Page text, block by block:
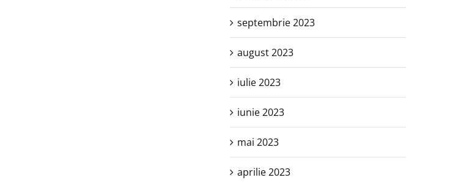
septembrie 2023
august 2023
iulie 2023
iunie 2023
mai 2023
aprilie 2023